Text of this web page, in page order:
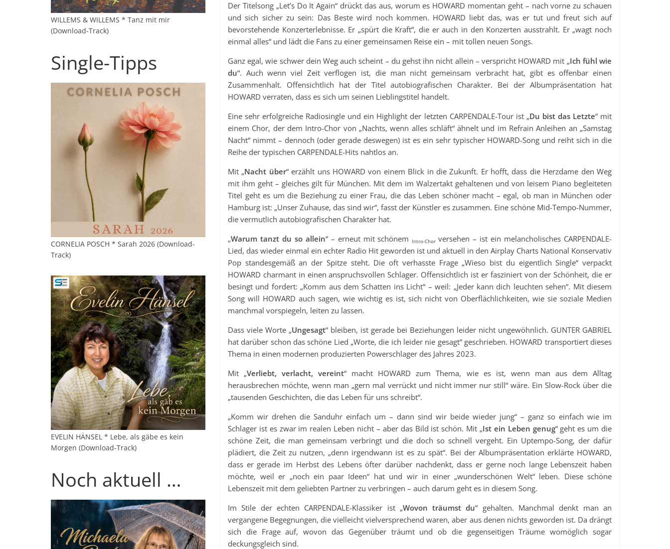
Der Titelsong „Let’s Do It Again“ drückt das aus, worum es HOWARD momentan geht – nach vorne zu schauen
und sich sicher zu sein: Das Beste wird noch kommen. HOWARD liebt das, was er tut und freut sich auf
bevorstehende Konzerterlebnisse. Er „spürt die Kraft“, die er auch in den Konzerten ausstrahlt. Er „wagt noch
einmal alles“ und lädt die Fans zu einer gemeinsamen Reise ein – mit tollen neuen Songs.
Ganz egal, wie schwer dein Weg auch scheint – du gehst ihn nicht allein – verspricht HOWARD mit „Ich fühl wie
du“. Auch wenn viel Zeit verflogen ist, die man nicht gemeinsam verbracht hat, gibt es offenbar einen
Zusammenhalt. Offensichtlich hat der Titel autobiografischen Charakter. Bei der Albumpräsentation hat
HOWARD verraten, dass es sich um seinen Lieblingstitel handelt.
Eine sehr erfolgreiche Radiosingle und ein Highlight der letzten CARPENDALE-Tour ist „Du bist das Letzte“ mit
einem Chor, der dem Intro-Chor von „Nachts, wenn alles schläft“ ähnelt und im Refrain Anleihen an „Samstag
Nacht“ nimmt – dennoch (oder gerade deswegen) ist es ein sehr typischer HOWARD-Song und reiht sich in die
Reihe der typischen CARPENDALE-Hits nahtlos an.
Mit „Nacht über“ erzählt uns HOWARD von einem Blick in die Zukunft. Er hofft, dass die Herzdame den Weg
mit ihm geht – gleiches gilt für München. Mit dem im Walzertakt gehaltenen und von leisem Piano begleiteten
Titel geht es um die Beziehung zu einer Frau, die das Leben schöner macht – egal, ob man in München oder
Hamburg ist: „Unser Zuhause, das sind wir“, fasst der Künstler es zusammen. Eine schöne Mid-Tempo-Nummer,
die vermutlich autobiografischen Charakter hat.
„Warum tanzt du so allein“ – erneut mit schönem Intro-Chorversehen – ist ein melancholisches CARPENDALE-
Lied, das wieder einmal ein echter Radio Hit geworden ist und aktuell in den Airplay Charts National Konservativ
Pop standesgemäß an der Spitze steht. Die oft verhasste Frage „Wieso bist du eigentlich Single“ verpackt
HOWARD charmant in einen anspruchsvollen Schlager. Offensichtlich ist er fasziniert von der Schönheit, die er
besingt und fordert: „Komm aus dem Schatten ins Licht“ – weil: „Jeder kann dich leuchten sehen“. Mit diesem
Song will HOWARD auch sagen, wie wichtig es ist, sich nicht von Oberflächlichkeiten, wie sie soziale Medien
manchmal vorspiegeln, leiten zu lassen.
Dass viele Worte „Ungesagt“ bleiben, ist gerade bei Beziehungen leider nicht ungewöhnlich. GUNTER GABRIEL
hat darüber schon das schöne Lied „Worte, die ich leider nie gesagt“ geschrieben. HOWARD transportiert dieses
Thema in einen modernen produzierten Powerschlager des Jahres 2023.
Mit „Verliebt, verlacht, vereint“ macht HOWARD zum Thema, wie es ist, wenn man aus dem Alltag
herausbrechen möchte, wenn man „gern mal verrückt und nicht immer nur still“ wäre. Ein Slow-Rock über die
„tausenden Geschichten, die das Leben für uns schreibt“.
„Komm wir drehen die Sanduhr einfach um – dann sind wir beide wieder jung“ – ganz so einfach wie im
Schlager ist es zwar im realen Leben nicht – aber das Bild ist schön. Mit „Ist ein Leben genug“ geht es um die
schöne Zeit, die man gemeinsam verbringt und die doch so schnell vergeht. Ein Uptempo-Song, der dafür
plädiert, die Zeit zu nutzen, „denn irgendwann ist es zu spät“. Bei der Albumpräsentation erklärte HOWARD,
dass er gerade im Herbst des Lebens öfter darüber nachdenkt, dass er gerne noch lange Lebenszeit haben
möchte, weil er „noch ein paar Ideen“ hat und wir in einer „wunderschönen Welt“ leben. Diese schöne
Lebenszeit mit dem geliebten Partner zu verbringen – auch darum geht es in diesem Song.
Im Stile der echten CARPENDALE-Klassiker ist „Wovon träumst du“ gehalten. Manchmal denkt man an
vergangene Begegnungen, die vielleicht vielversprechend waren, aber aus denen nichts geworden ist. Da drängt
sich die Frage auf, wovon das Gegenüber träumt und ob die gegenseitigen Träume womöglich sogar
deckungsgleich sind.
WILLEMS & WILLEMS * Tanz mit mir
(Download-Track)
Single-Tipps
CORNELIA POSCH * Sarah 2026 (Download-
Track)
EVELIN HÄNSEL * Lebe, als gäbe es kein
Morgen (Download-Track)
Noch aktuell …